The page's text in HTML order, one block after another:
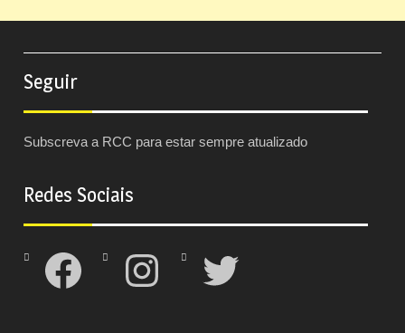
Seguir
Subscreva a RCC para estar sempre atualizado
Redes Sociais
Facebook Instagram Twitter